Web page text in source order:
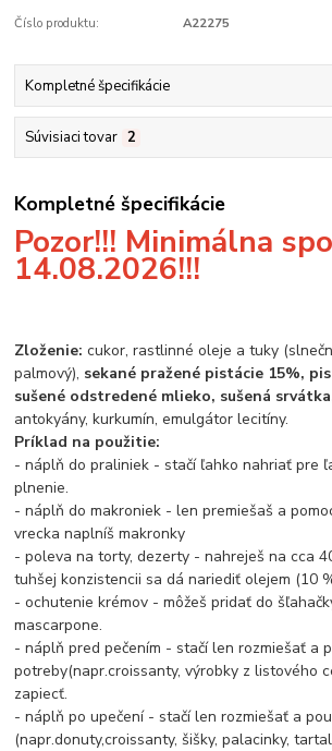
Číslo produktu: A22275
Kompletné špecifikácie
Súvisiaci tovar 2
Kompletné špecifikácie
Pozor!!! Minimálna
14.08.2026!!!
Zloženie: cukor, rastlinné oleje a tuky
palmový), sekané pražené pistácie 15%,
sušené odstredené mlieko, sušená
antokyány, kurkumín, emulgátor lecitíny.
Príklad na použitie:
- náplň do praliniek - stačí ľahko nahriať pre
plnenie.
- náplň do makroniek - len premiešaš a
vrecka naplníš makronky
- poleva na torty, dezerty - nahreješ na cca
tuhšej konzistencii sa dá nariediť olejem (10
- ochutenie krémov - môžeš pridať do
mascarpone.
- náplň pred pečením - stačí len rozmiešať a
potreby(napr.croissanty, výrobky z listového
zapiecť.
- náplň po upečení - stačí len rozmiešať a
(napr.donuty,croissanty, šišky, palacinky,